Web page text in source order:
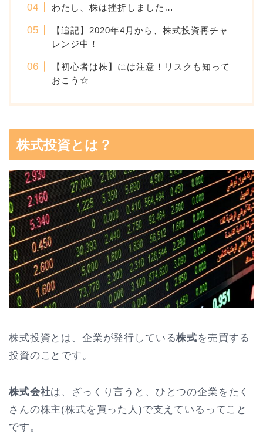
わたし、株は挫折しました…
【追記】2020年4月から、株式投資再チャ
レンジ中！
【初心者は株】には注意！リスクも知って
おこう☆
株式投資とは？
株式投資とは、企業が発行している株式を売買する
投資のことです。
株式会社は、ざっくり言うと、ひとつの企業をたく
さんの株主(株式を買った人)で支えているってこと
です。